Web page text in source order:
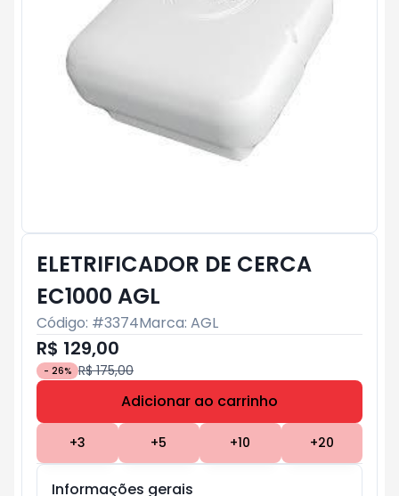
ELETRIFICADOR DE CERCA
EC1000 AGL
Código: #3374Marca: AGL
R$ 129,00
- 26% R$ 175,00
Adicionar ao carrinho
+3 +5 +10 +20
Informações gerais